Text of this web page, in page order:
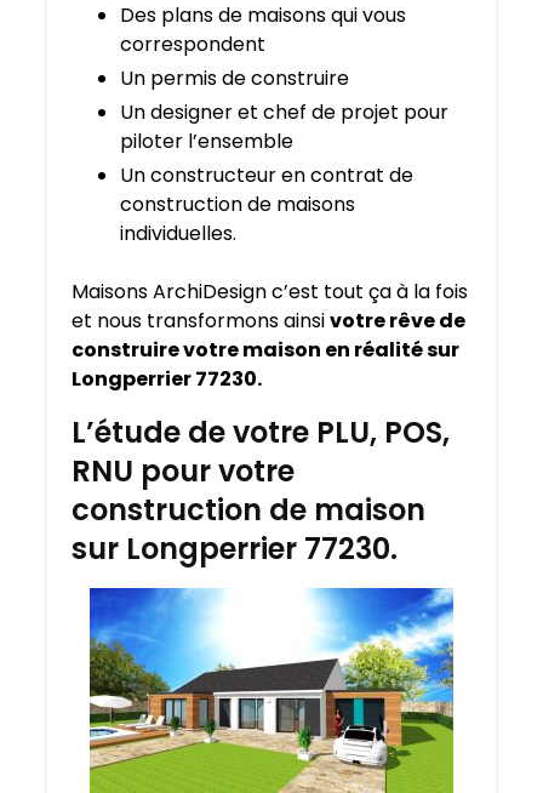
Des plans de maisons qui vous
correspondent
Un permis de construire
Un designer et chef de projet pour
piloter l’ensemble
Un constructeur en contrat de
construction de maisons
individuelles.
Maisons ArchiDesign c’est tout ça à la fois
et nous transformons ainsivotre rêve de
construire votre maison en réalité sur
Longperrier 77230.
L’étude de votre PLU, POS,
RNU pour votre
construction de maison
sur Longperrier 77230.